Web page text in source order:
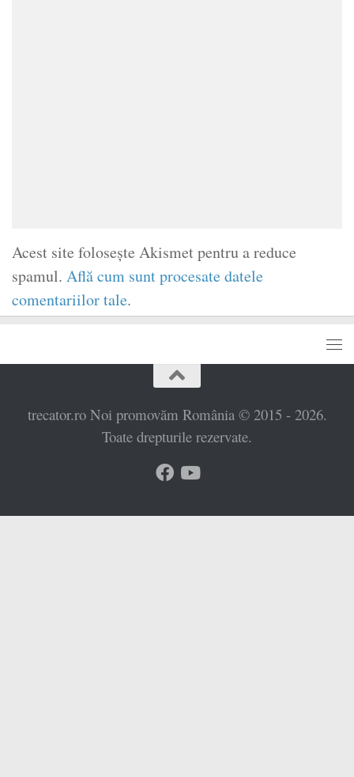
Acest site folosește Akismet pentru a reduce
spamul. Află cum sunt procesate datele
comentariilor tale.
trecator.ro Noi promovăm România © 2015 - 2026.
Toate drepturile rezervate.